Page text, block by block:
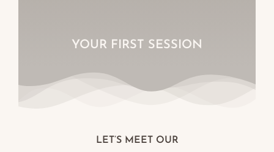
YOUR FIRST SESSION
LET’S MEET OUR